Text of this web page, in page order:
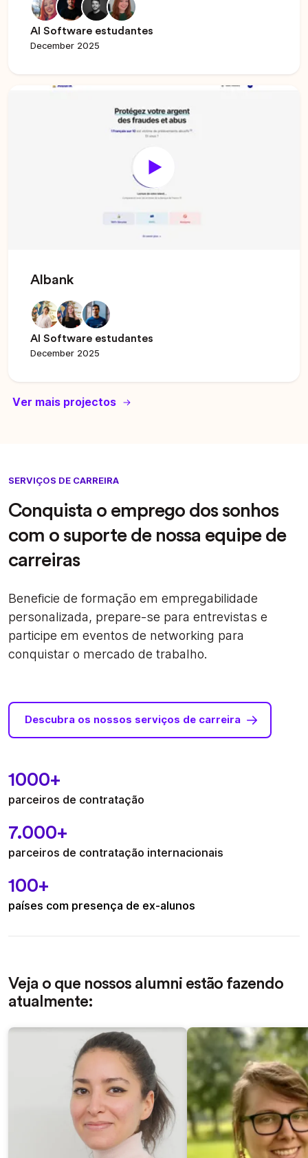
AI Software estudantes
December 2025
Albank
AI Software estudantes
December 2025
Ver mais projectos
SERVIÇOS DE CARREIRA
Conquista o emprego dos sonhos
com o suporte de nossa equipe de
carreiras
Beneficie de formação em empregabilidade
personalizada, prepare-se para entrevistas e
participe em eventos de networking para
conquistar o mercado de trabalho.
Descubra os nossos serviços de carreira
1000+
parceiros de contratação
7.000+
parceiros de contratação internacionais
100+
países com presença de ex-alunos
Veja o que nossos alumni estão fazendo
atualmente: